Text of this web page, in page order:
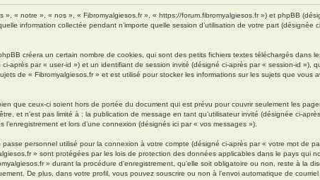
« notre », « nos », « Fibromyalgiesos.fr », « https://forum.fibromyalgiesos.fr ») et phpBB
information collectée pendant n’importe quelle session d’utilisation de votre part (désignée
créera un certain nombre de cookies, qui sont des petits fichiers textes téléchargés dans
après par « user-id ») et un identifiant de session invité (désigné ci-après par « session-id »),
de « Fibromyalgiesos.fr » et est utilisé pour stocker les informations sur les sujets que vous
que ceux-ci soient hors de portée du document qui est prévu pour couvrir seulement les
et n’est pas limité à : la publication de message en tant qu’utilisateur invité (désignée ci-
et lors d’une connexion (désignés ici par « vos messages »).
personnel utilisé pour la connexion à votre compte (désigné ci-après par « votre mot de
» sont protégées par les lois de protection des données applicables dans le pays qui
» durant la procédure d’enregistrement, qu’elle soit obligatoire ou non, reste à la
De plus, dans votre profil, vous pouvez souscrire ou non à l’envoi automatique de courriel